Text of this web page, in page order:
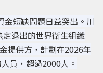
金短缺問題日益突出。川
退出的世界衛生組織
提供方，計劃在2026年
員，超過2000人。